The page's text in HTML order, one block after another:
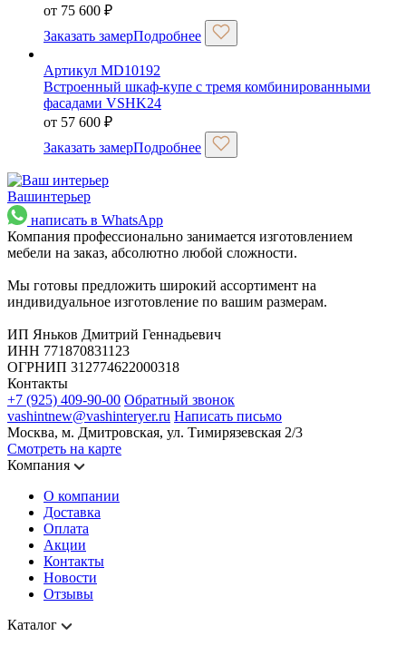
от 75 600 ₽
Заказать замерПодробнее
Артикул MD10192
Встроенный шкаф-купе с тремя комбинированными
фасадами VSHK24
от 57 600 ₽
Заказать замерПодробнее
Вашинтерьер
написать в WhatsApp
Компания профессионально занимается изготовлением
мебели на заказ, абсолютно любой сложности.
Мы готовы предложить широкий ассортимент на
индивидуальное изготовление по вашим размерам.
ИП Яньков Дмитрий Геннадьевич
ИНН 771870831123
ОГРНИП 312774622000318
Контакты
+7 (925) 409-90-00 Обратный звонок
vashintnew@vashinteryer.ru Написать письмо
Москва, м. Дмитровская, ул. Тимирязевская 2/3
Смотреть на карте
Компания
О компании
Доставка
Оплата
Акции
Контакты
Новости
Отзывы
Каталог